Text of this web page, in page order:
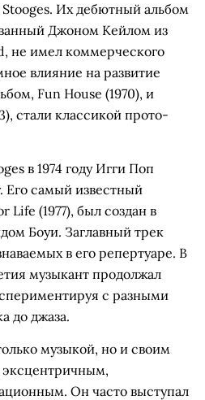
Их дебютный альбом
Джоном Кейлом из
не имел коммерческого
влияние на развитие
Fun House (1970), и
стали классикой прото-
в 1974 году Игги Поп
Его самый известный
Life (1977), был создан в
Боуи. Заглавный трек
в его репертуаре. В
музыкант продолжал
с разными
до джаза.
музыкой, но и своим
Он часто выступал